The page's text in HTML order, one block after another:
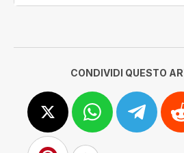
CONDIVIDI QUESTO